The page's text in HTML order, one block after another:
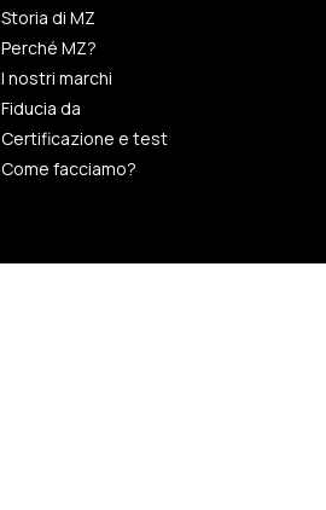
Storia di MZ
Perché MZ?
I nostri marchi
Fiducia da
Certificazione e test
Come facciamo?